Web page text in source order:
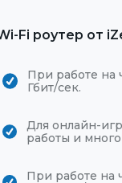
Fi роутер от
При работе на
Гбит/сек.
Для онлайн-
работы и
При работе на